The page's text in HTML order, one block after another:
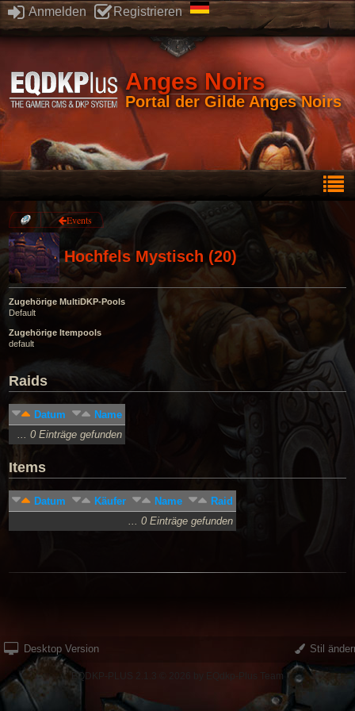
Anmelden Registrieren
Anges Noirs
Portal der Gilde Anges Noirs
Events
Hochfels Mystisch (20)
Zugehörige MultiDKP-Pools
Default
Zugehörige Itempools
default
Raids
Datum
Name
... 0 Einträge gefunden
Items
Datum Käufer Name
Raid
... 0 Einträge gefunden
Desktop Version Stil
EQDKP-PLUS 2.1.3 © 2026 by EQdkp-Plus Team